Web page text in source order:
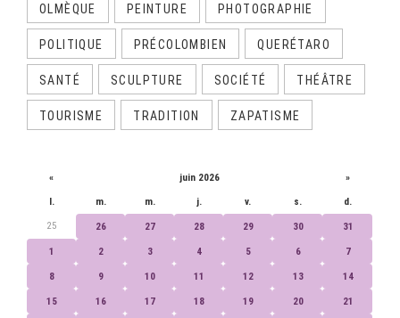
OLMÈQUE PEINTURE PHOTOGRAPHIE
POLITIQUE PRÉCOLOMBIEN QUERÉTARO
SANTÉ SCULPTURE SOCIÉTÉ THÉÂTRE
TOURISME TRADITION ZAPATISME
« juin 2026 »
l. m. m. j. v. s. d.
25 26 27 28 29 30 31
1 2 3 4 5 6 7
8 9 10 11 12 13 14
15 16 17 18 19 20 21